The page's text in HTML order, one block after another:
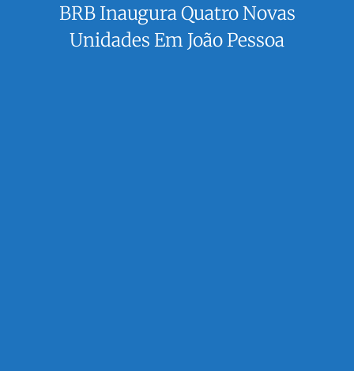
BRB Inaugura Quatro Novas
Unidades Em João Pessoa